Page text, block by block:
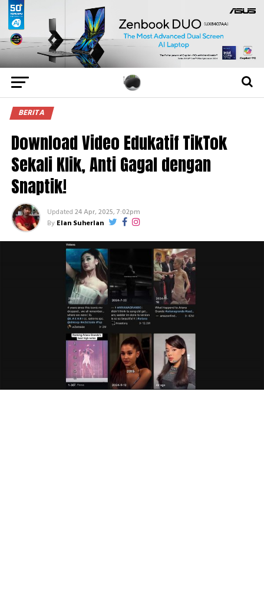
BERITA
Download Video Edukatif TikTok
Sekali Klik, Anti Gagal dengan
Snaptik!
Updated 24 Apr, 2025, 7:02pm
By Elan Suherlan